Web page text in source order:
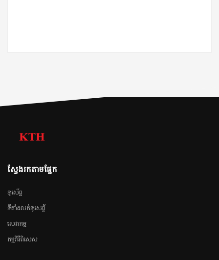
ស្វែងរកតាមផ្នែក
ទូរស័ព្ទ
ទីតាំងលក់ទូរសព្ទ័
សេវាកម្ម
កម្មវិធីពិសេស